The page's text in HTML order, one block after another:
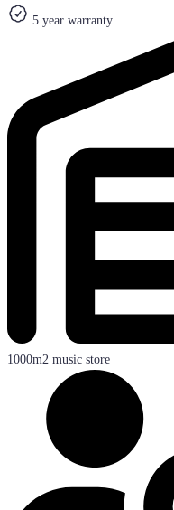
5 year warranty
1000m2 music store